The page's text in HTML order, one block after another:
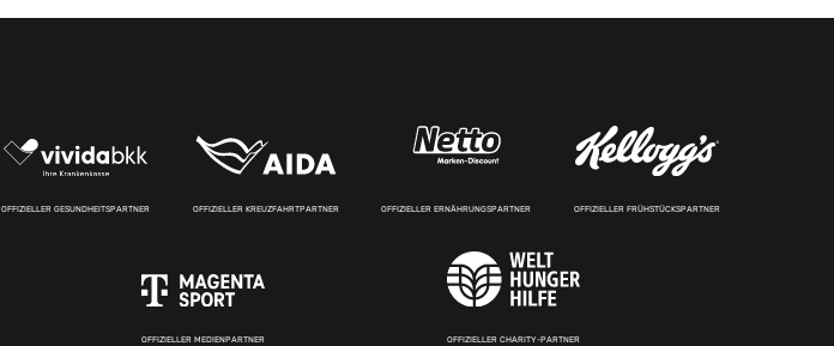
OFFIZIELLER GESUNDHEITSPARTNER OFFIZIELLER KREUZFAHRTPARTNER OFFIZIELLER ERNÄHRUNGSPARTNER OFFIZIELLER FRÜHSTÜCKSPARTNER
OFFIZIELLER MEDIENPARTNER OFFIZIELLER CHARITY-PARTNER